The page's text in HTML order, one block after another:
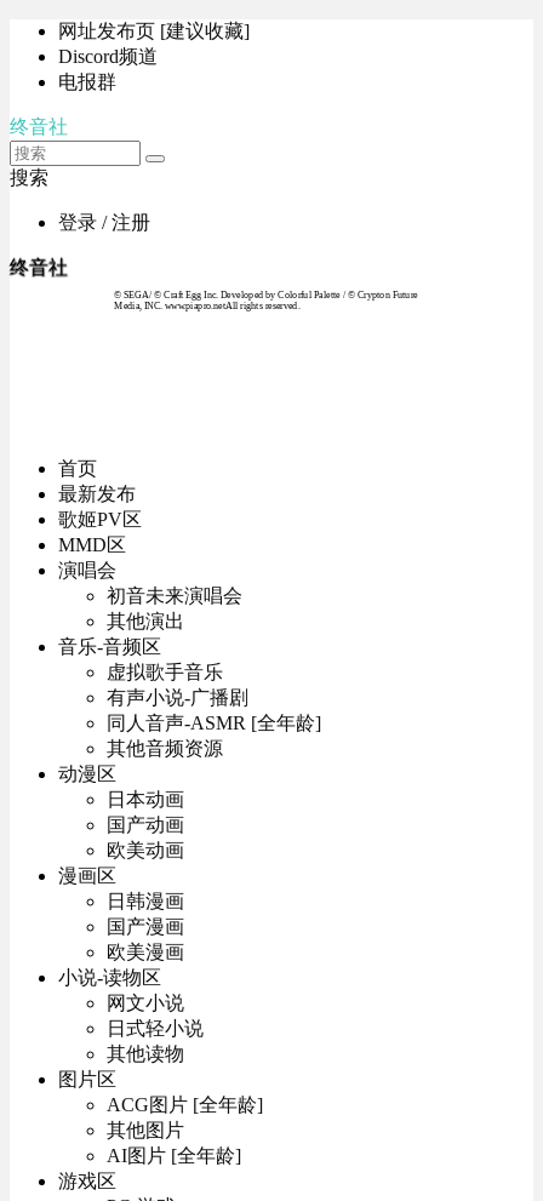
网址发布页 [建议收藏]
Discord频道
电报群
终音社
搜索
登录 / 注册
终音社
© SEGA / © Craft Egg Inc. Developed by Colorful Palette / © Crypton Future
Media, INC. www.piapro.netAll rights reserved.
首页
最新发布
歌姬PV区
MMD区
演唱会
初音未来演唱会
其他演出
音乐-音频区
虚拟歌手音乐
有声小说-广播剧
同人音声-ASMR [全年龄]
其他音频资源
动漫区
日本动画
国产动画
欧美动画
漫画区
日韩漫画
国产漫画
欧美漫画
小说-读物区
网文小说
日式轻小说
其他读物
图片区
ACG图片 [全年龄]
其他图片
AI图片 [全年龄]
游戏区